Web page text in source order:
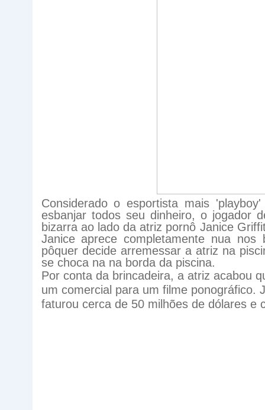
Considerado o esportista mais
esbanjar todos seu dinheiro, o jogador
bizarra ao lado da atriz pornô Janice
Janice aprece completamente nua
pôquer decide arremessar a atriz na
se choca na na borda da piscina.
Por conta da brincadeira, a atriz acabou
um comercial para um filme ponográfico.
faturou cerca de 50 milhões de dólares e